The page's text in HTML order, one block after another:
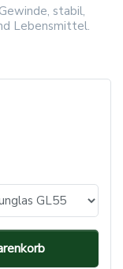
stabil,
Lebensmittel.